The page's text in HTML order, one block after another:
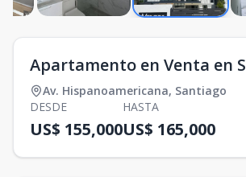
Apartamento en Venta en
Av. Hispanoamericana, Santiago
DESDE
US$ 155,000
HASTA
US$ 165,000